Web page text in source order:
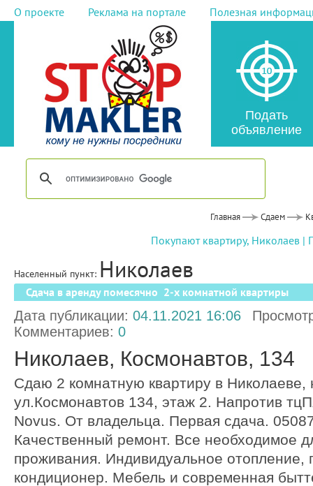
О проекте Реклама на портале Полезная
Подать
объявление
Главная Сдаем
Покупают квартиру, Николаев|
Населенный пункт: Николаев
Сдача в аренду помесячно 2-х комнатной квартиры
Дата публикации: 04.11.2021 16:06
Комментариев: 0
Николаев, Космонавтов, 134
Сдаю 2 комнатную квартиру в Николаеве,
ул.Космонавтов 134, этаж 2. Напротив
Novus. От владельца. Первая сдача.
Качественный ремонт. Все необходимое
проживания. Индивидуальное отопление,
кондиционер. Мебель и современная